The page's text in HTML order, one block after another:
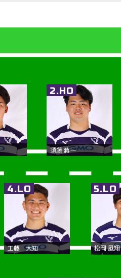
2.HO
須藤 蔣一
4.LO
工藤 大知
5.LO
松岡 風翔